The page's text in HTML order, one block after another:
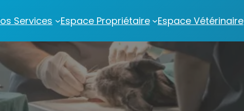
Services Espace Propriétaire Espace Vétérinaire